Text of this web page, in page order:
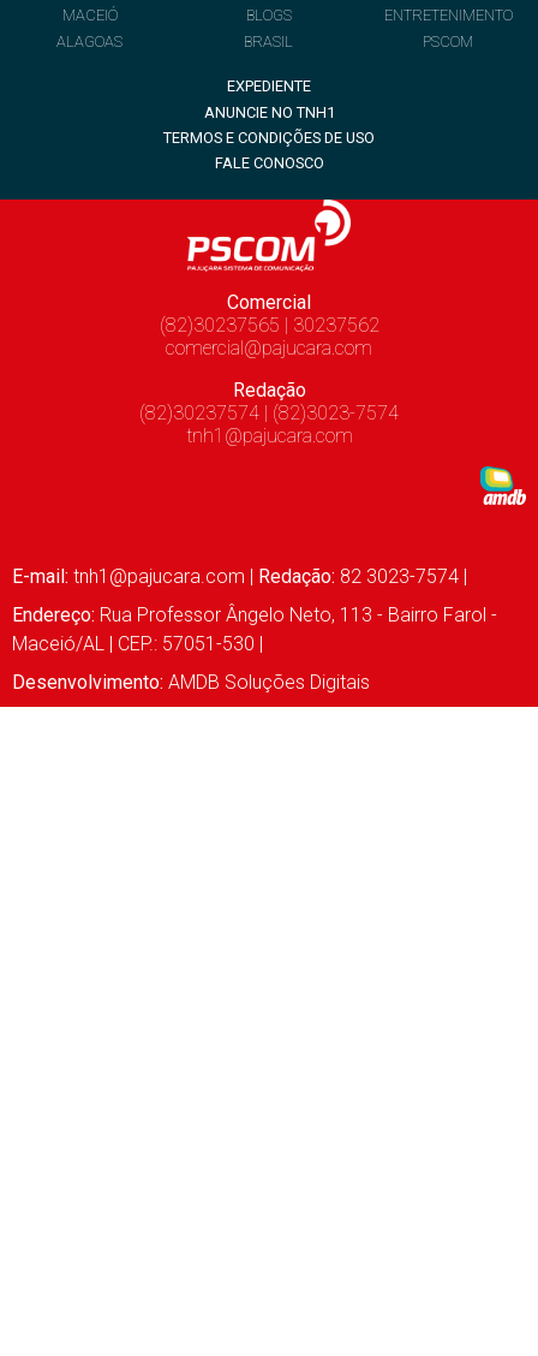
MACEIÓ
ALAGOAS
BLOGS
BRASIL
ENTRETENIMENTO
PSCOM
EXPEDIENTE
ANUNCIE NO TNH1
TERMOS E CONDIÇÕES DE USO
FALE CONOSCO
Comercial
(82)30237565 | 30237562
comercial@pajucara.com
Redação
(82)30237574 | (82)3023-7574
tnh1@pajucara.com
E-mail: tnh1@pajucara.com Redação: 82 3023-7574 |
Endereço: Rua Professor Ângelo Neto, 113 - Bairro Farol -
Maceió/AL | CEP.: 57051-530 |
Desenvolvimento: AMDB Soluções Digitais